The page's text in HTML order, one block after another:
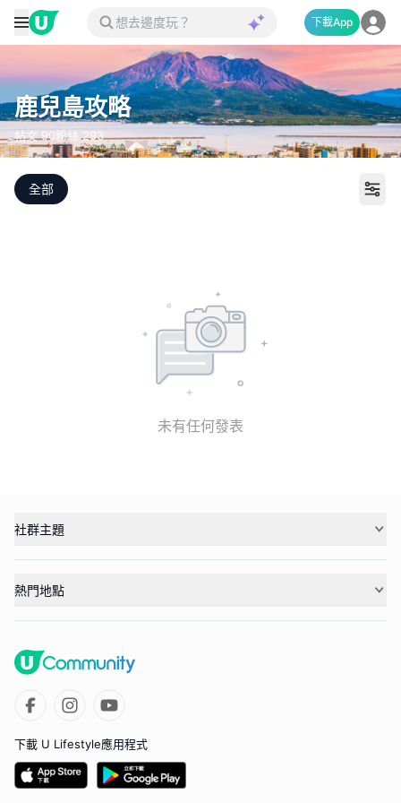
下載App
鹿兒島攻略
帖文90粉絲293
全部 打
未有任何發表
社群主題
熱門地點
下載 U Lifestyle應用程式